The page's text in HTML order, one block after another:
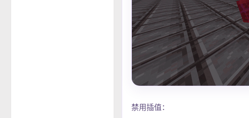
禁用插值：